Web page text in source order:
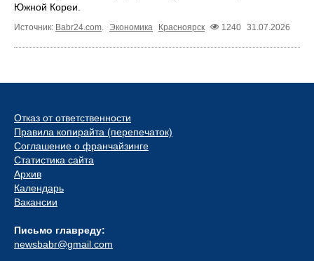
Южной Кореи.
Источник: Babr24.com. Экономика Красноярск 1240 31.07.2026
Отказ от ответственности
Правила копирайта (перепечаток)
Соглашение о франчайзинге
Статистика сайта
Архив
Календарь
Вакансии
Письмо главреду:
newsbabr@gmail.com